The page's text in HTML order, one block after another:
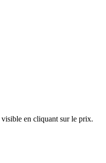
en cliquant sur le prix.